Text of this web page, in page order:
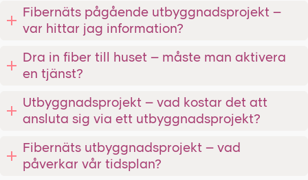
Fibernäts pågående utbyggnadsprojekt –
var hittar jag information?
Dra in fiber till huset – måste man aktivera
en tjänst?
Utbyggnadsprojekt – vad kostar det att
ansluta sig via ett utbyggnadsprojekt?
Fibernäts utbyggnadsprojekt – vad
påverkar vår tidsplan?